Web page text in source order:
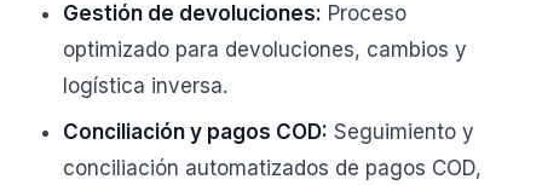
Gestión de devoluciones: Proceso
optimizado para devoluciones, cambios y
logística inversa.
Conciliación y pagos COD: Seguimiento y
conciliación automatizados de pagos COD,